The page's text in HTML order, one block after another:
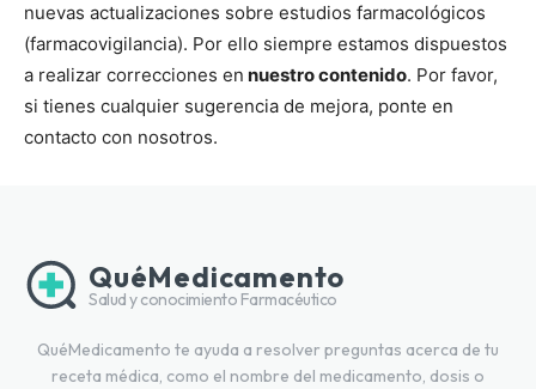
nuevas actualizaciones sobre estudios farmacológicos
(farmacovigilancia). Por ello siempre estamos dispuestos
a realizar correcciones en nuestro contenido. Por favor,
si tienes cualquier sugerencia de mejora, ponte en
contacto con nosotros.
QuéMedicamento
Salud y conocimiento Farmacéutico
QuéMedicamento te ayuda a resolver preguntas acerca de tu
receta médica, como el nombre del medicamento, dosis o